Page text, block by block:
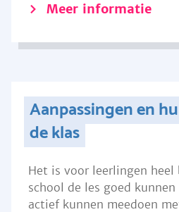
Meer informatie
Aanpassingen en
de klas
Het is voor leerlingen heel
school de les goed
actief kunnen meedoen